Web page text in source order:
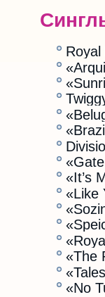
«It’s
«Like
«The
«No